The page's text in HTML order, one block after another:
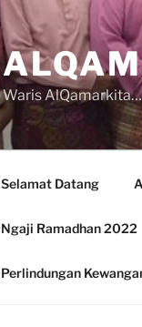
Waris
Selamat Datang
Ngaji Ramadhan 2022
Perlindungan